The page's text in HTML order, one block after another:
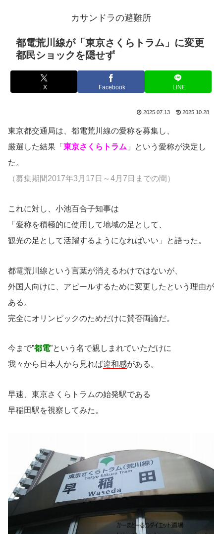
カサンドラの避難所
都電荒川線が「東京さくらトラム」に変更
都民ショックを隠せず
X Facebook LINE
2025.07.13 2025.10.28
東京都交通局は、都電荒川線の愛称を募集し、
厳選した結果「 東京さくらトラム 」という愛称が決定し
た。
（募集期間2017年3月17日～4月7日までの間）
これに対し、小池百合子知事は
「愛称を積極的に使用して地域の足として、
観光の足として活躍するようになればいい」と語った。
都電荒川線という言葉が消えるわけではないが、
外国人向けに、アピールするために変更したという理由が
ある。
完全にオリンピックのためだけに賛否両論だ。
今まで”都電”という名で親しまれていただけに
我々から日本人から見れば違和感がある。
早速、東京さくらトラムの始発駅である
早稲田駅を視察してみた。